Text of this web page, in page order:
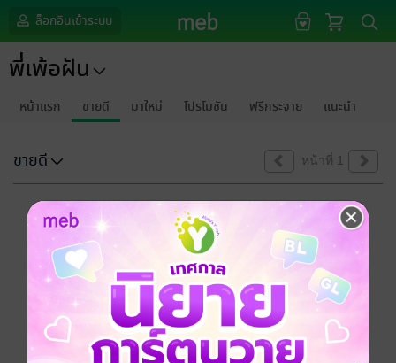
ล็อกอินเข้าระบบ
พี่เพ้อฝัน
หน้าแรก ขายดี มาใหม่ โปรโมชัน ฟรีกระจาย แนะนำ
ขายดี หน้าที่ 1
ขออภัยด้วยนะคะ
ไม่พบข้อมูลในหัวข้อที่คุณกำลังชมค่ะ